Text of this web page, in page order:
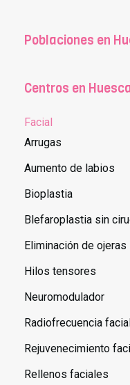
Poblaciones en
Centros en
Facial
Arrugas
Aumento de labios
Bioplastia
Blefaroplastia sin
Eliminación de ojeras
Hilos tensores
Neuromodulador
Radiofrecuencia facial
Rejuvenecimiento
Rellenos faciales